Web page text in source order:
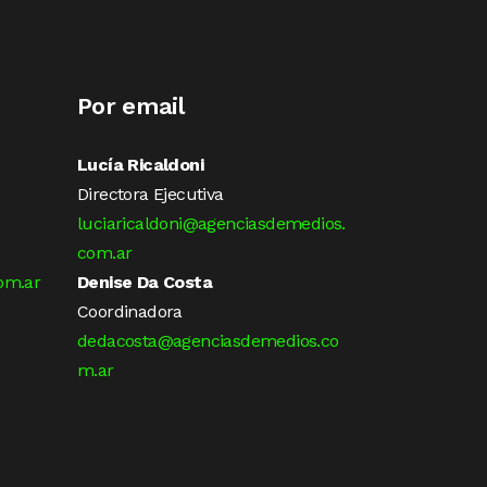
Por email
Lucía Ricaldoni
Directora Ejecutiva
luciaricaldoni@agenciasdemedios.
com.ar
Denise Da Costa
Coordinadora
dedacosta@agenciasdemedios.co
m.ar